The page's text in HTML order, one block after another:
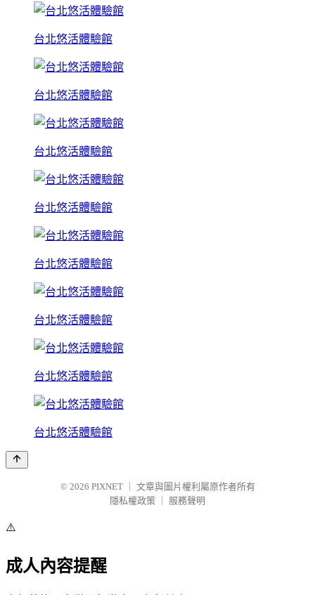
台北悠活體驗館
台北悠活體驗館
台北悠活體驗館
台北悠活體驗館
台北悠活體驗館
台北悠活體驗館
台北悠活體驗館
台北悠活體驗館
© 2026 PIXNET
文章與圖片權利屬原作者所有
隱私權政策
服務聲明
⚠️
成人內容提醒